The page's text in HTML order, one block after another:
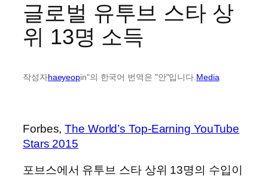
글로벌 유투브 스타 상
위 13명 소득
작성자haeyeopin"의 한국어 번역은 "안"입니다.Media
Forbes,The World’s Top-Earning YouTube
Stars 2015
포브스에서 유투브 스타 상위 13명의 수입이